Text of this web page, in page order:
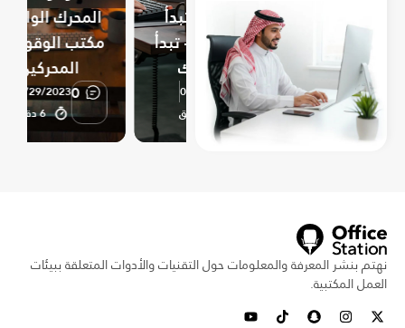
الإنتاجية لا تبدأ
من المهام — تبدأ
من جسدك
0
06/18/2023
4 دقائق
المحرك الواحد أم
مكتب الوقوف ذو
المحركين؟
01/29/2023
6 دقائق
نهتم بنشر المعرفة والمعلومات حول التقنيات والأدوات المتعلقة ببيئات
العمل المكتبية.